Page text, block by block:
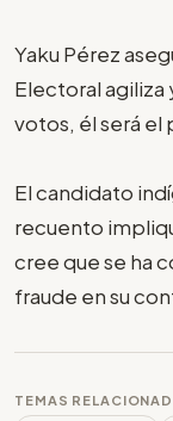
Yaku Pérez
Electoral agiliza
votos, él será el
El candidato
recuento
cree que se ha
fraude en su
TEMAS